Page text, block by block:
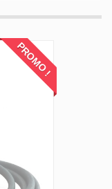
PROMO !